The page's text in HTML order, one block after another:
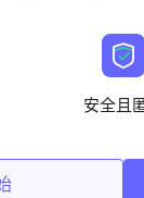
无限的会话和带宽
高性能平均99.5%的正
安全且